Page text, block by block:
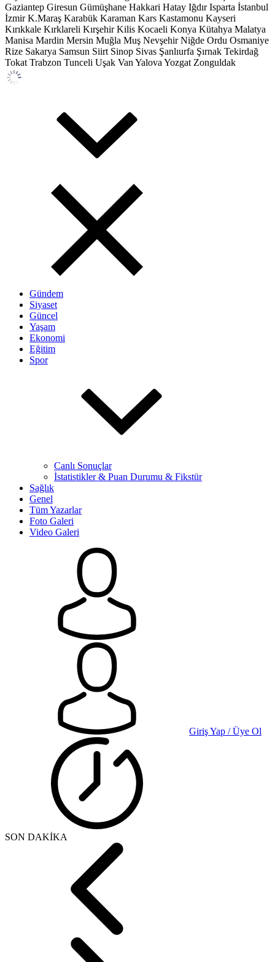
Gaziantep Giresun Gümüşhane Hakkari Hatay Iğdır Isparta İstanbul
İzmir K.Maraş Karabük Karaman Kars Kastamonu Kayseri
Kırıkkale Kırklareli Kırşehir Kilis Kocaeli Konya Kütahya Malatya
Manisa Mardin Mersin Muğla Muş Nevşehir Niğde Ordu Osmaniye
Rize Sakarya Samsun Siirt Sinop Sivas Şanlıurfa Şırnak Tekirdağ
Tokat Trabzon Tunceli Uşak Van Yalova Yozgat Zonguldak
Gündem
Siyaset
Güncel
Yaşam
Ekonomi
Eğitim
Spor
Canlı Sonuçlar
İstatistikler & Puan Durumu & Fikstür
Sağlık
Genel
Tüm Yazarlar
Foto Galeri
Video Galeri
Giriş Yap / Üye Ol
SON DAKİKA